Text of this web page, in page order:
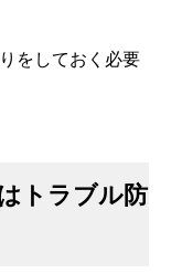
をしておく必要
トラブル防